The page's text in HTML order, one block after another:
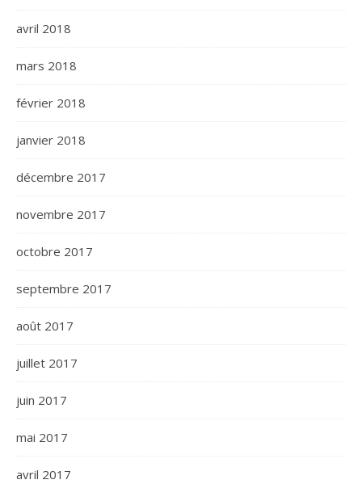
avril 2018
mars 2018
février 2018
janvier 2018
décembre 2017
novembre 2017
octobre 2017
septembre 2017
août 2017
juillet 2017
juin 2017
mai 2017
avril 2017